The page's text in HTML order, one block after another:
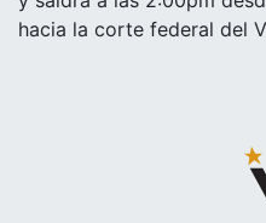
hacia la corte federal del